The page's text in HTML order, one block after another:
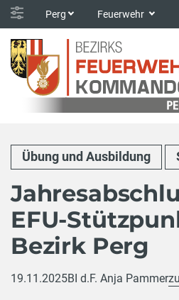
Perg Feuerwehr
Übung und Ausbildung
EFU-
Bezirk Perg
19.11.2025BI d.F. Anja Pammer